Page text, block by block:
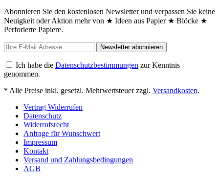
Abonnieren Sie den kostenlosen Newsletter und verpassen Sie keine
Neuigkeit oder Aktion mehr von ★ Ideen aus Papier ★ Blöcke ★
Perforierte Papiere.
Newsletter abonnieren
Ich habe die Datenschutzbestimmungen zur Kenntnis
genommen.
* Alle Preise inkl. gesetzl. Mehrwertsteuer zzgl. Versandkosten.
Vertrag Widerrufen
Datenschutz
Widerrufsrecht
Anfrage für Wunschwert
Impressum
Kontakt
Versand und Zahlungsbedingungen
AGB